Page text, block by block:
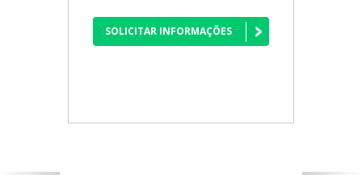
SOLICITAR INFORMAÇÕES